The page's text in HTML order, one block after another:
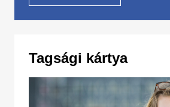
Tagsági kártya